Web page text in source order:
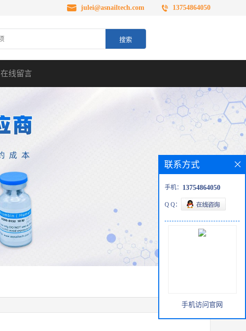
julei@asnailtech.com 13754864050
在线留言
联系方式
手机： 13754864050
Q Q：
手机访问官网